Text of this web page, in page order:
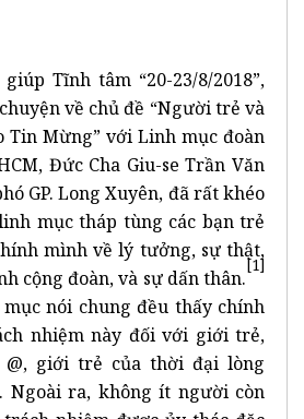
Tĩnh tâm “20-23/8/2018”,
về chủ đề “Người trẻ và
Tin Mừng” với Linh mục đoàn
Đức Cha Giu-se Trần Văn
GP. Long Xuyên, đã rất khéo
mục tháp tùng các bạn trẻ
mình về lý tưởng, sự thật,
cộng đoàn, và sự dấn thân.
[1]
nói chung đều thấy chính
nhiệm này đối với giới trẻ,
giới trẻ của thời đại lòng
Ngoài ra, không ít người còn